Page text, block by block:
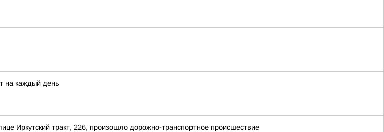
на каждый день
Иркутский тракт, 226, произошло дорожно-транспортное происшествие